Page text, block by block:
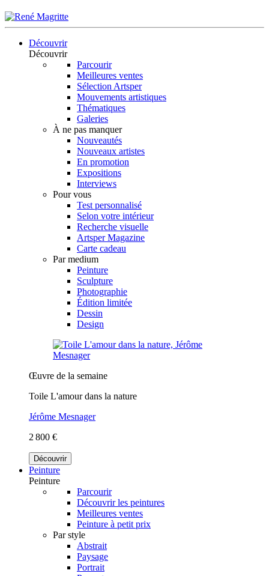
Découvrir
Découvrir
Parcourir
Meilleures ventes
Sélection Artsper
Mouvements artistiques
Thématiques
Galeries
À ne pas manquer
Nouveautés
Nouveaux artistes
En promotion
Expositions
Interviews
Pour vous
Test personnalisé
Selon votre intérieur
Recherche visuelle
Artsper Magazine
Carte cadeau
Par medium
Peinture
Sculpture
Photographie
Édition limitée
Dessin
Design
Œuvre de la semaine
Toile L'amour dans la nature
Jérôme Mesnager
2 800 €
Découvrir
Peinture
Peinture
Parcourir
Découvrir les peintures
Meilleures ventes
Peinture à petit prix
Par style
Abstrait
Paysage
Portrait